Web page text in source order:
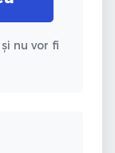
nu vor fi